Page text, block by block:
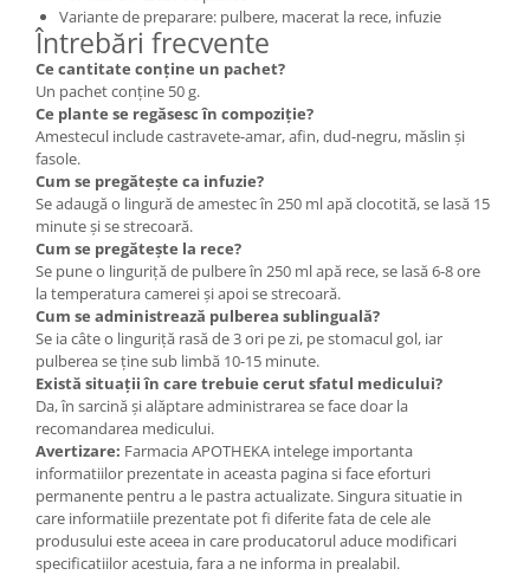
Variante de preparare: pulbere, macerat la rece, infuzie
Întrebări frecvente
Ce cantitate conține un pachet?
Un pachet conține 50 g.
Ce plante se regăsesc în compoziție?
Amestecul include castravete-amar, afin, dud-negru, măslin și
fasole.
Cum se pregătește ca infuzie?
Se adaugă o lingură de amestec în 250 ml apă clocotită, se lasă 15
minute și se strecoară.
Cum se pregătește la rece?
Se pune o linguriță de pulbere în 250 ml apă rece, se lasă 6-8 ore
la temperatura camerei și apoi se strecoară.
Cum se administrează pulberea sublinguală?
Se ia câte o linguriță rasă de 3 ori pe zi, pe stomacul gol, iar
pulberea se ține sub limbă 10-15 minute.
Există situații în care trebuie cerut sfatul medicului?
Da, în sarcină și alăptare administrarea se face doar la
recomandarea medicului.
Avertizare: Farmacia APOTHEKA intelege importanta
informatiilor prezentate in aceasta pagina si face eforturi
permanente pentru a le pastra actualizate. Singura situatie in
care informatiile prezentate pot fi diferite fata de cele ale
produsului este aceea in care producatorul aduce modificari
specificatiilor acestuia, fara a ne informa in prealabil.